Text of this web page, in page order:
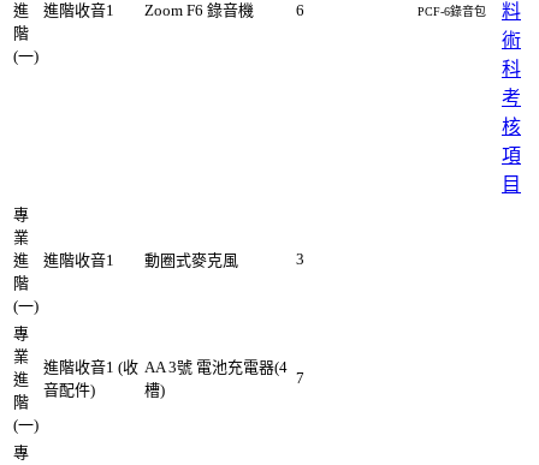
進
階
(一)
進階收音1 Zoom F6 錄音機 6 PCF-6錄音包
料
術
科
考
核
項
目
專
業
進
階
(一)
進階收音1 動圈式麥克風 3
專
業
進
階
(一)
進階收音1 (收
音配件)
AA 3號 電池充電器(4
槽)
7
專